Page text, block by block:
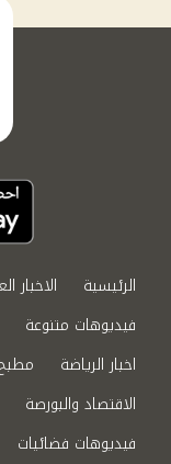
الرئيسية الاخبار
فيديوهات متنوعة
اخبار الرياضة
الاقتصاد والبورصة
فيديوهات فضائيات